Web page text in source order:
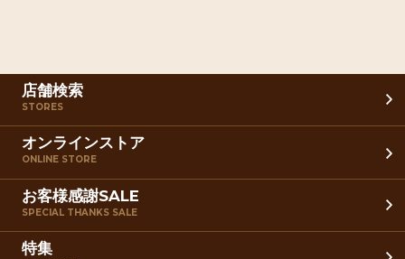
店舗検索
STORES
オンラインストア
ONLINE STORE
お客様感謝SALE
SPECIAL THANKS SALE
特集